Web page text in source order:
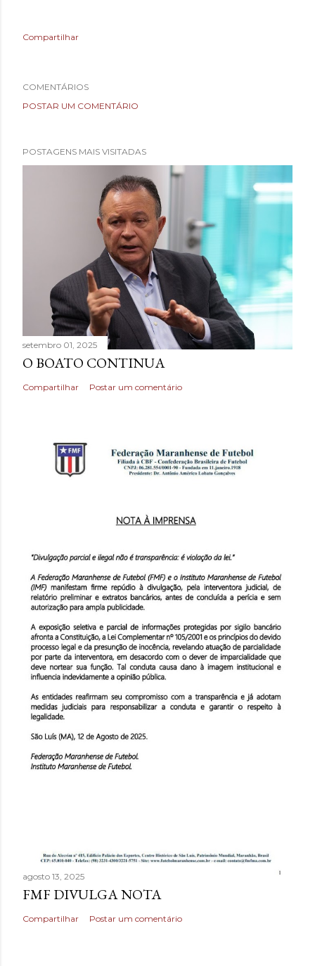
Compartilhar
COMENTÁRIOS
POSTAR UM COMENTÁRIO
POSTAGENS MAIS VISITADAS
setembro 01, 2025
O BOATO CONTINUA
Compartilhar Postar um comentário
agosto 13, 2025
FMF DIVULGA NOTA
Compartilhar Postar um comentário